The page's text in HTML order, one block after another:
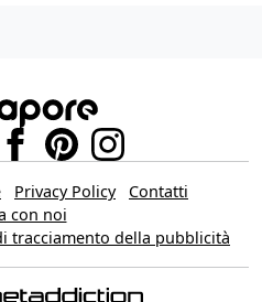
Privacy Policy
Contatti
con noi
tracciamento della pubblicità